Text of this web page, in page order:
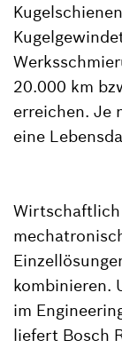
20.000 km
erreichen. Je
eine
kombinieren.
im
liefert Bosch